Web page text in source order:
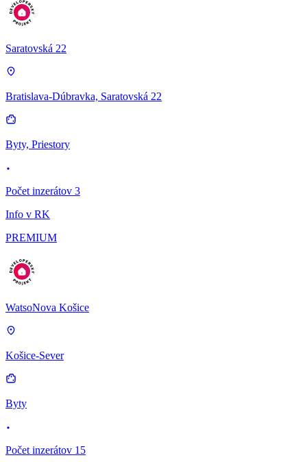
Saratovská 22
Bratislava-Dúbravka, Saratovská 22
Byty, Priestory
Počet inzerátov 3
Info v RK
PREMIUM
WatsoNova Košice
Košice-Sever
Byty
Počet inzerátov 15